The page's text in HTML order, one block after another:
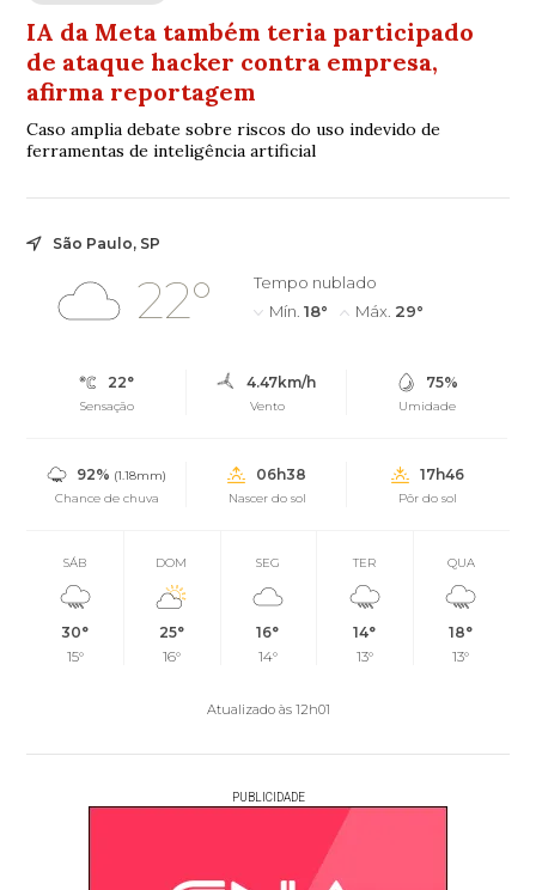
IA da Meta também teria participado
de ataque hacker contra empresa,
afirma reportagem
Caso amplia debate sobre riscos do uso indevido de
ferramentas de inteligência artificial
São Paulo, SP
22°
Tempo nublado
Mín. 18° Máx. 29°
22°
Sensação
4.47km/h
Vento
75%
Umidade
92% (1.18mm)
Chance de chuva
06h38
Nascer do sol
17h46
Pôr do sol
SÁB
30°
15°
DOM
25°
16°
SEG
16°
14°
TER
14°
13°
QUA
18°
13°
Atualizado às 12h01
PUBLICIDADE